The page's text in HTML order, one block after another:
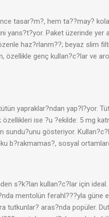
tasar?m?, hem ta??may?
yans?t?yor. Paket üzerinde
haz?rlanm??; beyaz slim
genç kullan?c?lar ve
yapraklar?ndan yap?l?yor.
ise ?u ?ekilde: 5 mg
gösteriyor.
b?rakmamas?, sosyal
s?k?lan kullan?c?lar için
mentolün ferahl???yla güne
tutkunlar? aras?nda popüler.